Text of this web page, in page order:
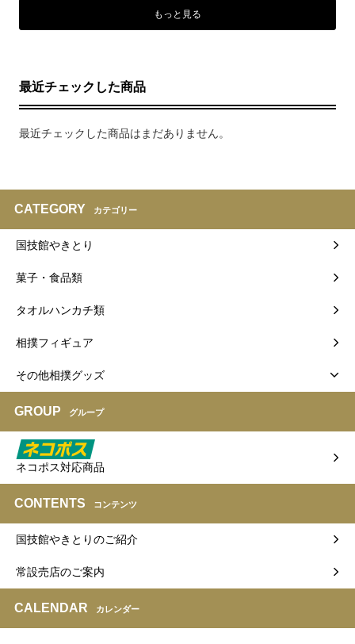
もっと見る
最近チェックした商品
最近チェックした商品はまだありません。
CATEGORY カテゴリー
国技館やきとり
菓子・食品類
タオルハンカチ類
相撲フィギュア
その他相撲グッズ
GROUP グループ
ネコポス対応商品
CONTENTS コンテンツ
国技館やきとりのご紹介
常設売店のご案内
CALENDAR カレンダー